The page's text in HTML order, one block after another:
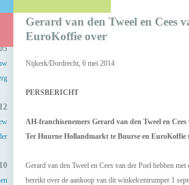
Gerard van den Tweel en Cees
EuroKoffie over
Nijkerk/Dordrecht, 6 mei 2014
PERSBERICHT
AH-franchisenemers Gerard van den Tweel en Cees
Ter Huurne Hollandmarkt te Buurse en EuroKoffie
Gerard van den Tweel en Cees van der Poel hebben
bereikt over de aankoop van dit winkelcentrumper 1